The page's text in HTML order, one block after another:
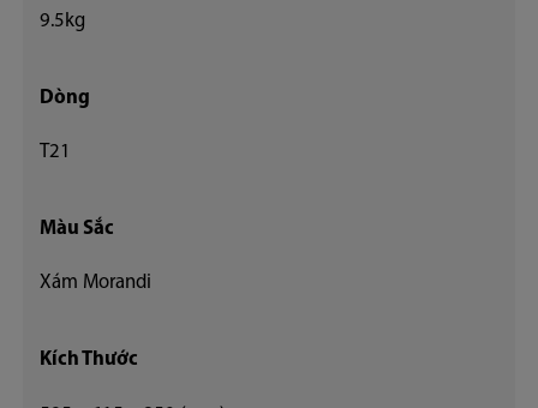
9.5kg
Dòng
T21
Màu Sắc
Xám Morandi
Kích Thước